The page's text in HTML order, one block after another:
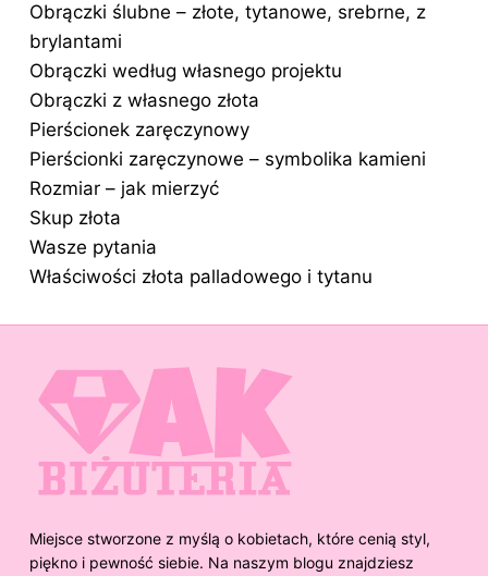
Obrączki ślubne – złote, tytanowe, srebrne, z
brylantami
Obrączki według własnego projektu
Obrączki z własnego złota
Pierścionek zaręczynowy
Pierścionki zaręczynowe – symbolika kamieni
Rozmiar – jak mierzyć
Skup złota
Wasze pytania
Właściwości złota palladowego i tytanu
Miejsce stworzone z myślą o kobietach, które cenią styl,
piękno i pewność siebie. Na naszym blogu znajdziesz